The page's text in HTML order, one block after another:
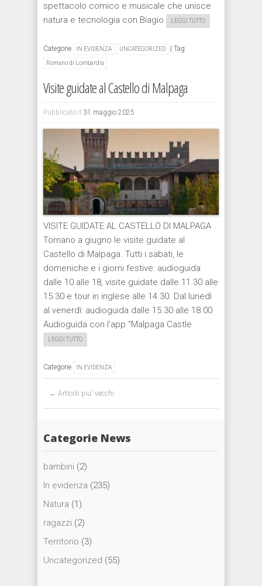
spettacolo comico e musicale che unisce
natura e tecnologia con Biagio
LEGGI TUTTO
Categorie IN EVIDENZA UNCATEGORIZED | Tag
Romano di Lombardia
Visite guidate al Castello di Malpaga
Pubblicato il 31 maggio 2025
VISITE GUIDATE AL CASTELLO DI MALPAGA
Tornano a giugno le visite guidate al
Castello di Malpaga. Tutti i sabati, le
domeniche e i giorni festive: audioguida
dalle 10 alle 18, visite guidate dalle 11.30 alle
15.30 e tour in inglese alle 14.30. Dal lunedì
al venerdì: audioguida dalle 15.30 alle 18.00
Audioguida con l’app “Malpaga Castle
LEGGI TUTTO
Categorie IN EVIDENZA
← Articoli piu' vecchi
Categorie News
bambini (2)
In evidenza (235)
Natura (1)
ragazzi (2)
Territorio (3)
Uncategorized (55)